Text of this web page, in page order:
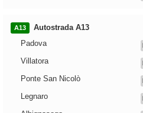
A13
Autostrada A13
Padova
Villatora
Ponte San Nicolò
Legnaro